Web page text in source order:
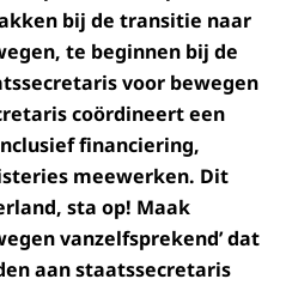
bij de transitie naar
te beginnen bij de
voor bewegen
coördineert een
financiering,
meewerken. Dit
sta op! Maak
vanzelfsprekend’ dat
aan staatssecretaris